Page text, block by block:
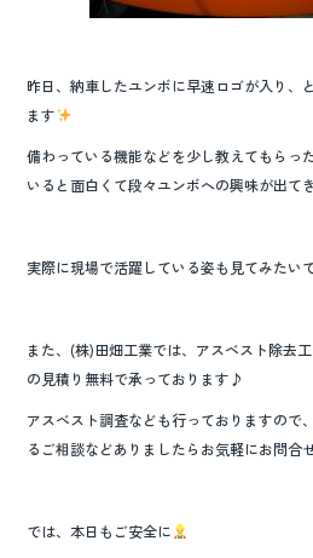
昨日、納車したユンボに早速ロゴが入り、
ます
備わっている機能などを少し教えてもらっ
いると面白くて段々ユンボへの興味が出て
実際に現場で活躍している姿も見てみたい
また、(株)田畑工業では、アスベスト除去
の見積り無料で承っております♪
アスベスト調査なども行っておりますので
るご相談などありましたらお気軽にお問合
では、本日もご安全に